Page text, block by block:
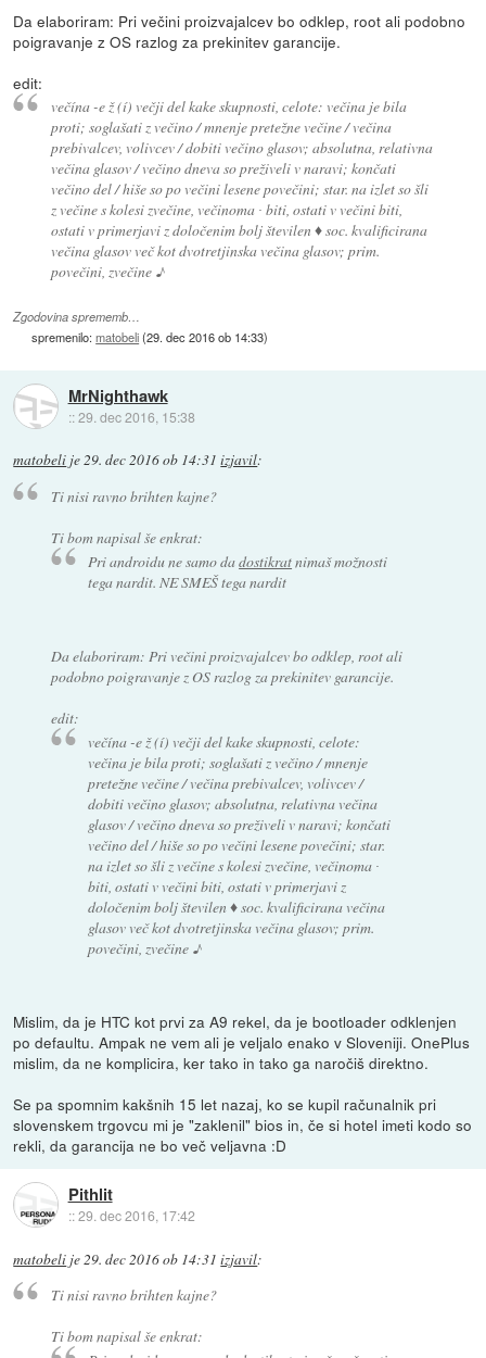
Da elaboriram: Pri večini proizvajalcev bo odklep, root ali podobno
poigravanje z OS razlog za prekinitev garancije.
edit:
večína -e ž (í) večji del kake skupnosti, celote: večina je bila
proti; soglašati z večino / mnenje pretežne večine / večina
prebivalcev, volivcev / dobiti večino glasov; absolutna, relativna
večina glasov / večino dneva so preživeli v naravi; končati
večino del / hiše so po večini lesene povečini; star. na izlet so šli
z večine s kolesi zvečine, večinoma ∙ biti, ostati v večini biti,
ostati v primerjavi z določenim bolj številen ♦ soc. kvalificirana
večina glasov več kot dvotretjinska večina glasov; prim.
povečini, zvečine ♪
Zgodovina sprememb…
spremenilo:matobeli(29. dec 2016 ob 14:33)
MrNighthawk
::29. dec 2016, 15:38
matobeli je29. dec 2016 ob 14:31 izjavil:
Ti nisi ravno brihten kajne?
Ti bom napisal še enkrat:
Pri androidu ne samo dadostikratnimaš možnosti
tega nardit. NE SMEŠ tega nardit
Da elaboriram: Pri večini proizvajalcev bo odklep, root ali
podobno poigravanje z OS razlog za prekinitev garancije.
edit:
večína -e ž (í) večji del kake skupnosti, celote:
večina je bila proti; soglašati z večino / mnenje
pretežne večine / večina prebivalcev, volivcev /
dobiti večino glasov; absolutna, relativna večina
glasov / večino dneva so preživeli v naravi; končati
večino del / hiše so po večini lesene povečini; star.
na izlet so šli z večine s kolesi zvečine, večinoma ∙
biti, ostati v večini biti, ostati v primerjavi z
določenim bolj številen ♦ soc. kvalificirana večina
glasov več kot dvotretjinska večina glasov; prim.
povečini, zvečine ♪
Mislim, da je HTC kot prvi za A9 rekel, da je bootloader odklenjen
po defaultu. Ampak ne vem ali je veljalo enako v Sloveniji. OnePlus
mislim, da ne komplicira, ker tako in tako ga naročiš direktno.
Se pa spomnim kakšnih 15 let nazaj, ko se kupil računalnik pri
slovenskem trgovcu mi je "zaklenil" bios in, če si hotel imeti kodo so
rekli, da garancija ne bo več veljavna :D
Pithlit
::29. dec 2016, 17:42
matobeli je29. dec 2016 ob 14:31 izjavil:
Ti nisi ravno brihten kajne?
Ti bom napisal še enkrat: